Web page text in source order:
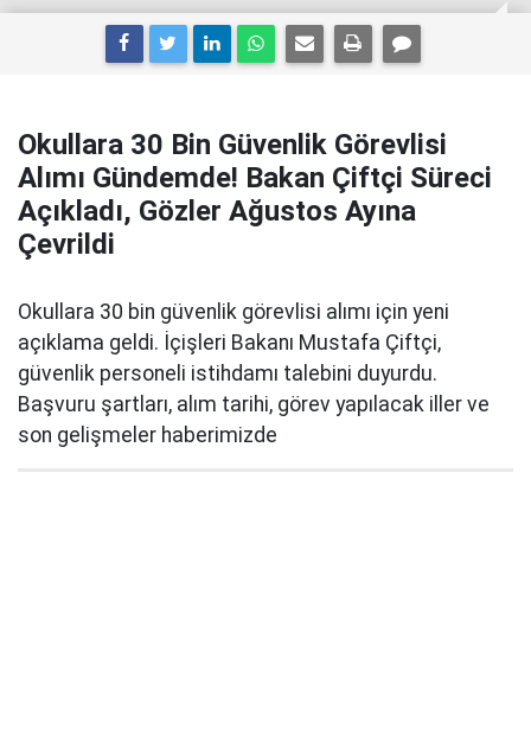
Okullara 30 Bin Güvenlik Görevlisi
Alımı Gündemde! Bakan Çiftçi Süreci
Açıkladı, Gözler Ağustos Ayına
Çevrildi
Okullara 30 bin güvenlik görevlisi alımı için yeni
açıklama geldi. İçişleri Bakanı Mustafa Çiftçi,
güvenlik personeli istihdamı talebini duyurdu.
Başvuru şartları, alım tarihi, görev yapılacak iller ve
son gelişmeler haberimizde